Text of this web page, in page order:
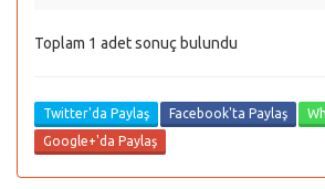
Toplam 1 adet sonuç bulundu
Twitter'da Paylaş Facebook'ta Paylaş
Google+'da Paylaş